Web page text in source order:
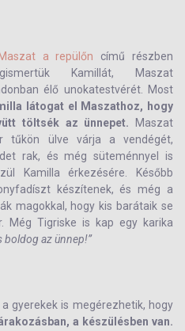
Maszat a repülőn című részben
Kamillát, Maszat
élő unokatestvérét. Most
látogat el Maszathoz, hogy
töltsék az ünnepet. Maszat
tűkön ülve várja a vendégét,
rak, és még süteménnyel is
Kamilla érkezésére. Később
készítenek, és még a
magokkal, hogy kis barátaik se
Még Tigriske is kap egy karika
boldog az ünnep!”
gyerekek is megérezhetik, hogy
a készülésben van.